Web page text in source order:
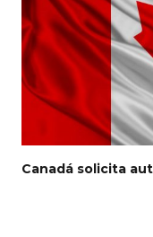
Canadá solicita